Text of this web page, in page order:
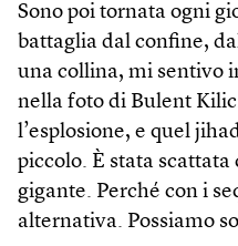
Sono poi tornata ogni
battaglia dal confine,
una collina, mi sentivo
nella foto di Bulent
l’esplosione, e quel
piccolo. È stata
gigante. Perché con i
alternativa. Possiamo